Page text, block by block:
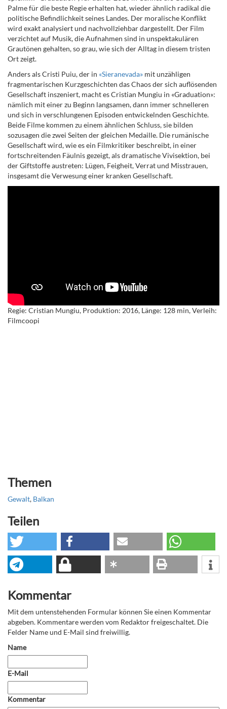
Palme für die beste Regie erhalten hat, wieder ähnlich radikal die
politische Befindlichkeit seines Landes. Der moralische Konflikt
wird exakt analysiert und nachvollziehbar dargestellt. Der Film
verzichtet auf Musik, die Aufnahmen sind in unspektakulären
Grautönen gehalten, so grau, wie sich der Alltag in diesem tristen
Ort zeigt.
Anders als Cristi Puiu, der in «Sieranevada» mit unzähligen
fragmentarischen Kurzgeschichten das Chaos der sich auflösenden
Gesellschaft inszeniert, macht es Cristian Mungiu in «Graduation»:
nämlich mit einer zu Beginn langsamen, dann immer schnelleren
und sich in verschlungenen Episoden entwickelnden Geschichte.
Beide Filme kommen zu einem ähnlichen Schluss, sie bilden
sozusagen die zwei Seiten der gleichen Medaille. Die rumänische
Gesellschaft wird, wie es ein Filmkritiker beschreibt, in einer
fortschreitenden Fäulnis gezeigt, als dramatische Vivisektion, bei
der Giftstoffe austreten: Lügen, Feigheit, Verrat und Misstrauen,
insgesamt die Verwesung einer kranken Gesellschaft.
Regie: Cristian Mungiu, Produktion: 2016, Länge: 128 min, Verleih:
Filmcoopi
Themen
Gewalt, Balkan
Teilen
Kommentar
Mit dem untenstehenden Formular können Sie einen Kommentar
abgeben. Kommentare werden vom Redaktor freigeschaltet. Die
Felder Name und E-Mail sind freiwillig.
Name
E-Mail
Kommentar